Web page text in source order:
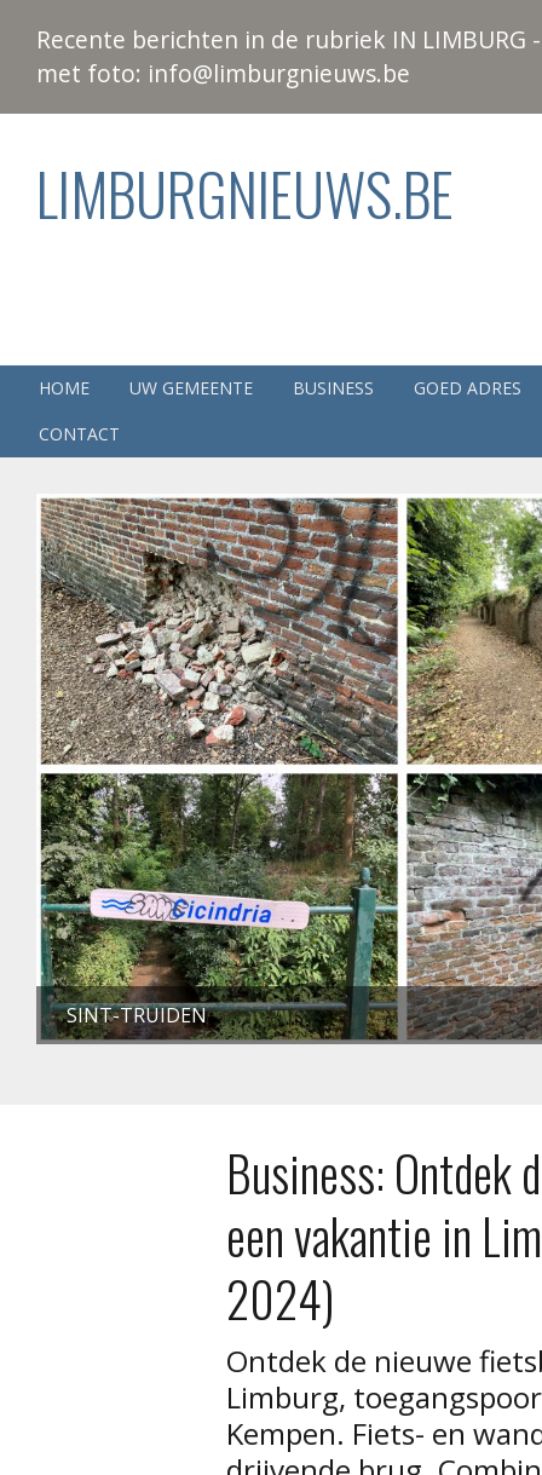
Recente berichten in de rubriek IN
met foto: info@limburgnieuws.be
LIMBURGNIEUWS.BE
HOME UW GEMEENTE BUSINESS
GOED ADRES
CONTACT
SINT-TRUIDEN
Business: Ontdek
een vakantie in
2024)
Ontdek de nieuwe
Limburg,
Kempen. Fiets- en